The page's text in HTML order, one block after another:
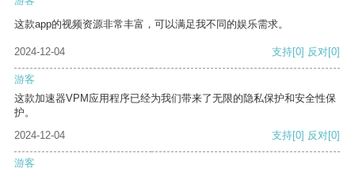
这款app的视频资源非常丰富，可以满足我不同的娱乐需求。
2024-12-04 支持[0] 反对[0]
游客
这款加速器VPM应用程序已经为我们带来了无限的隐私保护和安全性保
护。
2024-12-04
支持[0] 反对[0]
游客